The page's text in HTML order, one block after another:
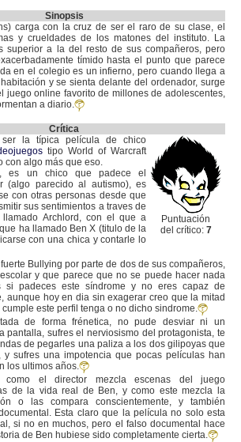
Sinopsis
carga con la cruz de ser el raro de su clase, el
y crueldades de los matones del instituto. La
superior a la del resto de sus compañeros, pero
tímido hasta el punto que parece
en el colegio es un infierno, pero cuando llega a
y se sienta delante del ordenador, surge
juego online favorito de millones de adolescentes,
a diario.
Crítica
Puntuación
del crítico: 7
la típica película de chico
tipo World of Warcraft
con algo más que eso.
es un chico que padece el
(algo parecido al autismo), es
con otras personas desde que
sus sentimientos a traves de
Archlord, con el que a
ha llamado Ben X (titulo de la
con una chica y contarle lo
Bullying por parte de dos de sus compañeros,
y que parece que no se puede hacer nada
si padeces este síndrome y no eres capaz de
aunque hoy en dia sin exagerar creo que la mitad
este perfil tenga o no dicho sindrome.
de forma frénetica, no pude desviar ni un
pantalla, sufres el nerviosismo del protagonista, te
de pegarles una paliza a los dos gilipoyas que
y sufres una impotencia que pocas películas han
los ultimos años.
como el director mezcla escenas del juego
de la vida real de Ben, y como este mezcla la
o las compara conscientemente, y también
Esta claro que la película no solo esta
si no en muchos, pero el falso documental hace
de Ben hubiese sido completamente cierta.